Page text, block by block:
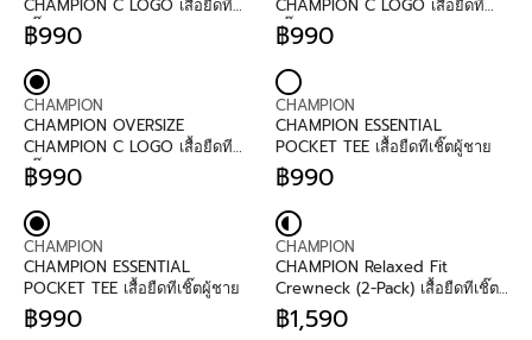
9
9
1
,
9
0
R
P
I
C
E
฿
1
,
9
0
R
P
I
C
E
฿
9
9
D
O
:
CHAMPION C LOGO เสื้อยืดที
เชิ๊ตผู้ชาย
R
G
U
L
A
R
P
I
C
E
฿
9
9
฿990
D
O
:
CHAMPION C LOGO เสื้อยืดที
เชิ๊ตผู้ชาย
R
G
U
L
A
R
P
I
C
E
฿
9
9
฿990
V
E
N
D
O
:
CHAMPION
CHAMPION OVERSIZE
CHAMPION C LOGO เสื้อยืดที
เชิ๊ตผู้ชาย
R
G
U
L
A
R
P
฿990
V
E
N
D
O
:
CHAMPION
CHAMPION ESSENTIAL
POCKET TEE เสื้อยืดทีเชิ๊ตผู้ชาย
R
G
U
L
A
R
P
฿990
V
E
N
D
O
CHAMPION
CHAMPION ESSENTIAL
POCKET TEE เสื้อยืดทีเชิ๊ตผู้ชาย
R
฿990
V
E
N
D
O
CHAMPION
CHAMPION Relaxed Fit
Crewneck (2-Pack) เสื้อยืดทีเชิ๊ต
สำหรับผู้ชายและผู้หญิง
R
฿1,590